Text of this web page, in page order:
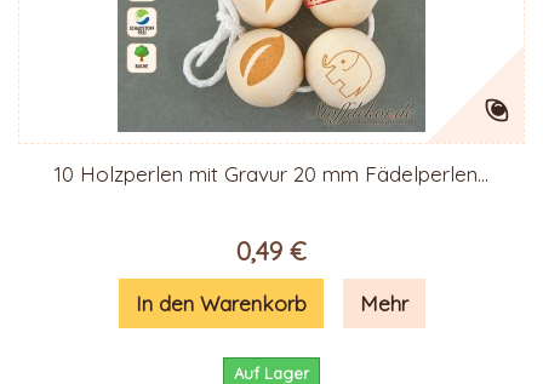
10 Holzperlen mit Gravur 20 mm Fädelperlen...
0,49 €
In den Warenkorb Mehr
Auf Lager